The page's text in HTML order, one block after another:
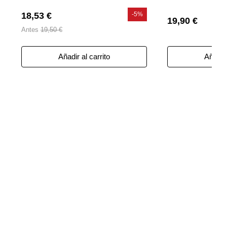
18,53 €
Antes 19,50 €
-5%
Añadir al carrito
19,90 €